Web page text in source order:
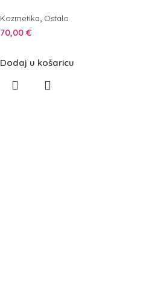
Kozmetika, Ostalo
70,00 €
Dodaj u košaricu